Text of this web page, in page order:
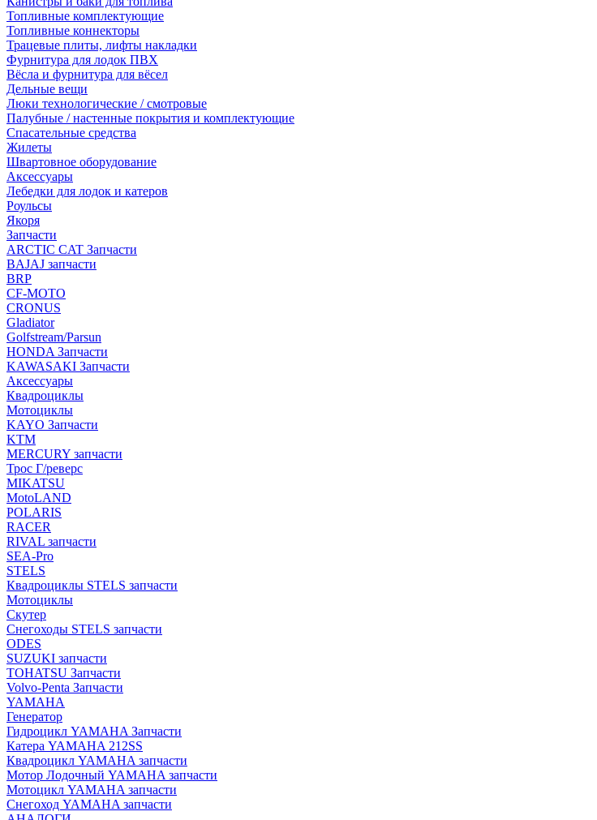
Топливные комплектующие
Топливные коннекторы
Трацевые плиты, лифты накладки
Фурнитура для лодок ПВХ
Вёсла и фурнитура для вёсел
Дельные вещи
Люки технологические / смотровые
Палубные / настенные покрытия и комплектующие
Спасательные средства
Жилеты
Швартовное оборудование
Аксессуары
Лебедки для лодок и катеров
Роульсы
Якоря
Запчасти
ARCTIC CAT Запчасти
BAJAJ запчасти
BRP
CF-MOTO
CRONUS
Gladiator
Golfstream/Parsun
HONDA Запчасти
KAWASAKI Запчасти
Аксессуары
Квадроциклы
Мотоциклы
KAYO Запчасти
KTM
MERCURY запчасти
Трос Г/реверс
MIKATSU
MotoLAND
POLARIS
RACER
RIVAL запчасти
SEA-Pro
STELS
Квадроциклы STELS запчасти
Мотоциклы
Скутер
Снегоходы STELS запчасти
ODES
SUZUKI запчасти
TOHATSU Запчасти
Volvo-Penta Запчасти
YAMAHA
Генератор
Гидроцикл YAMAHA Запчасти
Катера YAMAHA 212SS
Квадроцикл YAMAHA запчасти
Мотор Лодочный YAMAHA запчасти
Мотоцикл YAMAHA запчасти
Снегоход YAMAHA запчасти